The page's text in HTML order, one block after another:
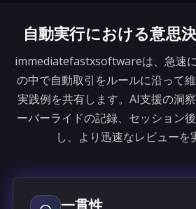
自動実行における意思
immediatefastxsoftwareは、急速
の中で自動取引をルールに沿って
実践例を共有します。AI支援の洞
ーバーライドの記録、セッション
し、より迅速なレビューを
一貫性